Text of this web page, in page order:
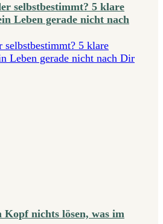
selbstbestimmt? 5 klare
Leben gerade nicht nach
selbstbestimmt? 5 klare
Leben gerade nicht nach Dir
nichts lösen, was im